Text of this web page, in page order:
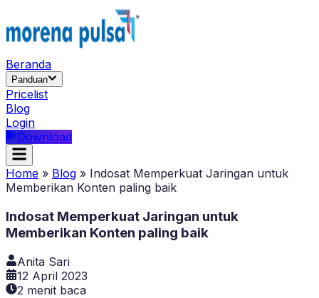
Beranda
Panduan
Pricelist
Blog
Login
Download
Home » Blog » Indosat Memperkuat Jaringan untuk
Memberikan Konten paling baik
Indosat Memperkuat Jaringan untuk
Memberikan Konten paling baik
Anita Sari
12 April 2023
2 menit baca